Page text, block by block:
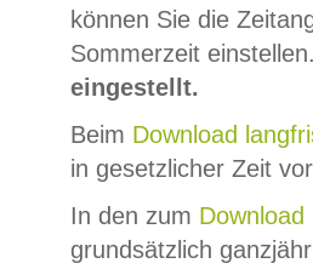
können Sie die
Sommerzeit
eingestellt.
Beim Download
in gesetzlicher Zeit
In den zum Download
grundsätzlich